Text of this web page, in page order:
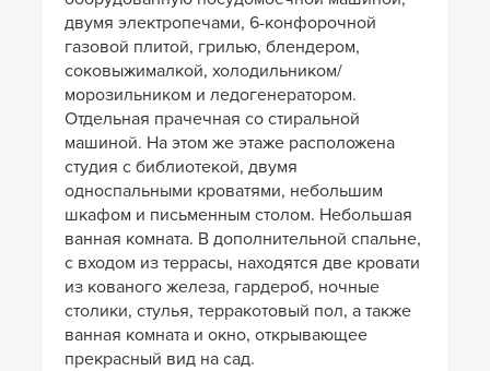
двумя электропечами, 6-конфорочной
газовой плитой, грилью, блендером,
соковыжималкой, холодильником/
морозильником и ледогенератором.
Отдельная прачечная со стиральной
машиной. На этом же этаже расположена
студия с библиотекой, двумя
односпальными кроватями, небольшим
шкафом и письменным столом. Небольшая
ванная комната. В дополнительной спальне,
с входом из террасы, находятся две кровати
из кованого железа, гардероб, ночные
столики, стулья, терракотовый пол, а также
ванная комната и окно, открывающее
прекрасный вид на сад.